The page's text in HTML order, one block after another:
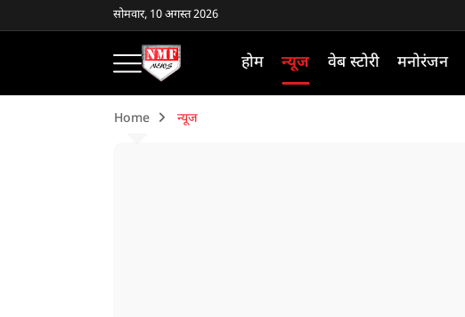
सोमवार, 10 अगस्त 2026
होम न्यूज वेब स्टोरी मनोरंजन
Home न्यूज